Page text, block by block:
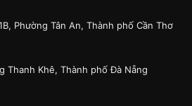
Phường Tân An, Thành phố Cần Thơ
Thanh Khê, Thành phố Đà Nẵng